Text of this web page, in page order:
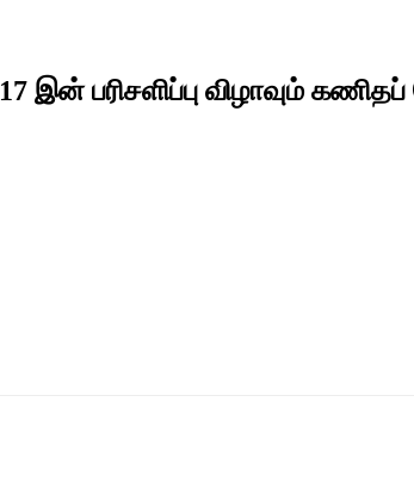
இன் பரிசளிப்பு விழாவும் கணிதப்